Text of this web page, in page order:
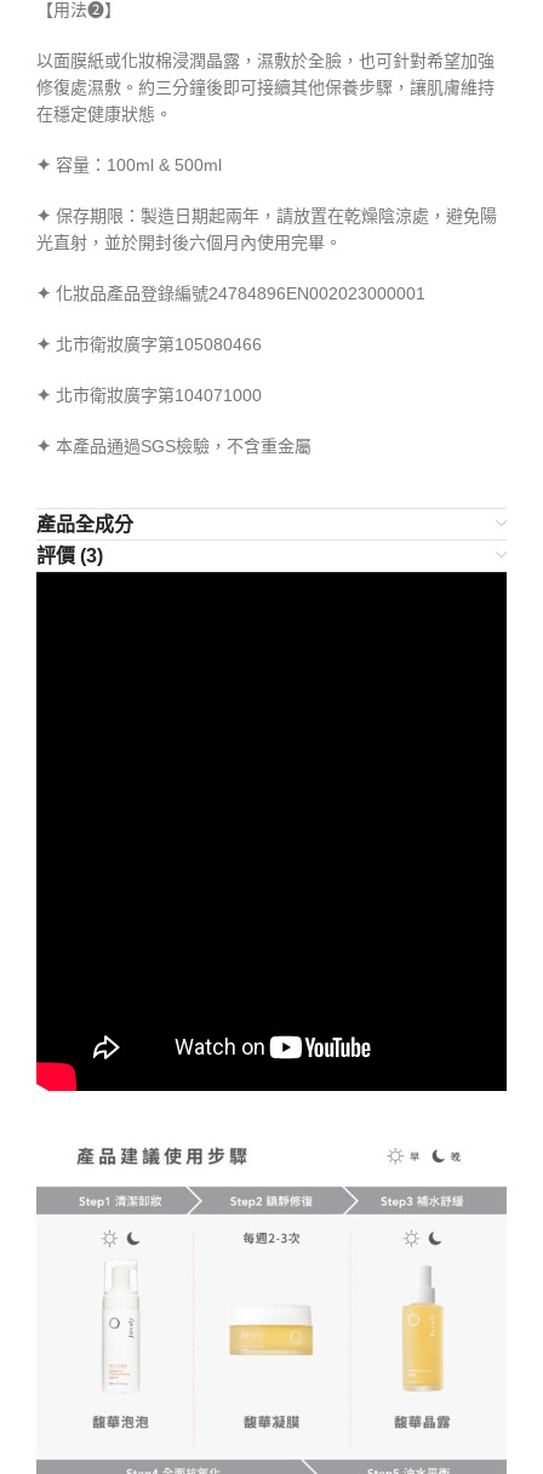
【用法❷】
以面膜紙或化妝棉浸潤晶露，濕敷於全臉，也可針對希望加強
修復處濕敷。約三分鐘後即可接續其他保養步驟，讓肌膚維持
在穩定健康狀態。
✦ 容量：100ml & 500ml
✦ 保存期限：製造日期起兩年，請放置在乾燥陰涼處，避免陽
光直射，並於開封後六個月內使用完畢。
✦ 化妝品產品登錄編號24784896EN002023000001
✦ 北市衛妝廣字第105080466
✦ 北市衛妝廣字第104071000
✦ 本產品通過SGS檢驗，不含重金屬
產品全成分
評價 (3)